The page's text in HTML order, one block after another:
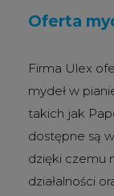
Oferta
Firma Ulex
mydeł w
takich jak
dostępne są
dzięki czemu
działalności